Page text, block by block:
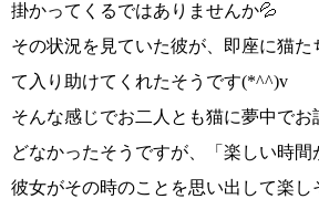
掛かってくるではありませんか💦
その状況を見ていた彼が、即座に猫た
て入り助けてくれたそうです(*^^)v
そんな感じでお二人とも猫に夢中でお
どなかったそうですが、
「楽しい時間
彼女がその時のことを思い出して楽し